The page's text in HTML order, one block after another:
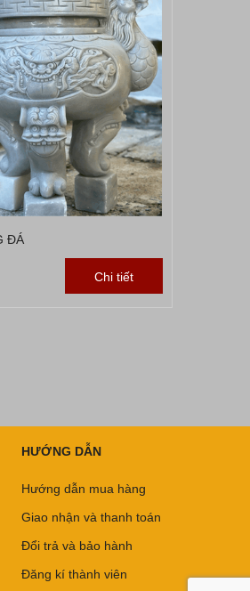
ĐÁ
Chi tiết
HƯỚNG DẪN
Hướng dẫn mua hàng
Giao nhận và thanh toán
Đổi trả và bảo hành
Đăng kí thành viên